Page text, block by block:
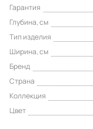
Гарантия
Глубина, см
Тип изделия
Ширина, см
Бренд
Страна
Коллекция
Цвет